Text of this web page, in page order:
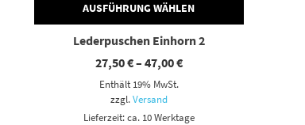
AUSFÜHRUNG WÄHLEN
Lederpuschen Einhorn 2
27,50€– 47,00€Preisspanne:
Enthält 19% MwSt.
zzgl.Versand
Lieferzeit: ca. 10 Werktage